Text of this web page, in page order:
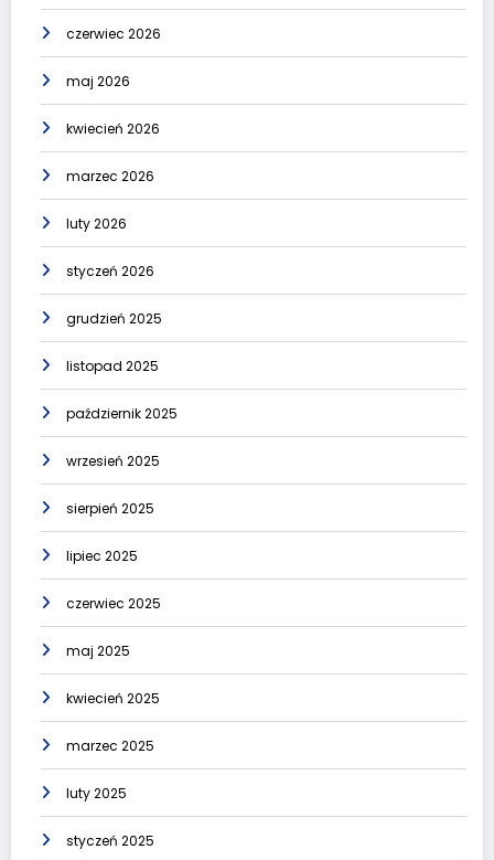
czerwiec 2026
maj 2026
kwiecień 2026
marzec 2026
luty 2026
styczeń 2026
grudzień 2025
listopad 2025
październik 2025
wrzesień 2025
sierpień 2025
lipiec 2025
czerwiec 2025
maj 2025
kwiecień 2025
marzec 2025
luty 2025
styczeń 2025